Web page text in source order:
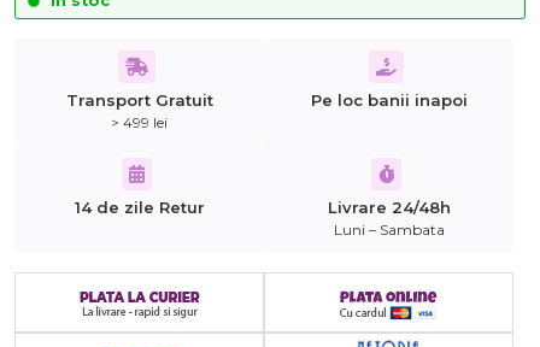
Transport Gratuit
> 499 lei
Pe loc banii inapoi
14 de zile Retur Livrare 24/48h
Luni – Sambata